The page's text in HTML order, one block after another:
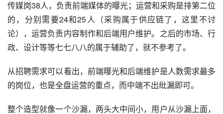
传媒岗38人，负责前端媒体的曝光；运营和采购是排第二位
的，分别需要24和25人（采购属于供应链了，这里不讨
论），运营负责内容制作和后端用户维护。之后的市场、行
政、设计等等七七八八的属于辅助了，就不参考了。
从招聘需求可以看出，前端曝光和后端维护是人数需求最多
的岗位，也是全盘运营的重点，而中端不出纰漏即可。
整个造型就像一个沙漏，两头大中间小，用户从沙漏上面，